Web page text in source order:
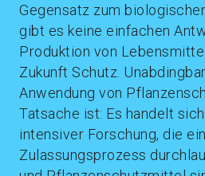
Gegensatz zum
gibt es keine einfachen
Produktion von
Zukunft Schutz.
Anwendung von
Tatsache ist: Es handelt
intensiver Forschung, die
Zulassungsprozess